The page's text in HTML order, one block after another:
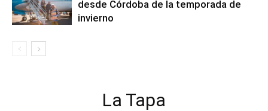
desde Córdoba de la temporada de
invierno
La Tapa